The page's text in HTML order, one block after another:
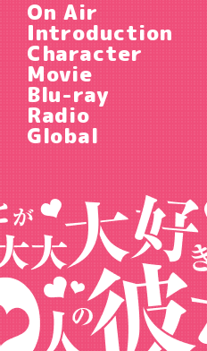
On Air
Introduction
Character
Movie
Blu-ray
Radio
Global